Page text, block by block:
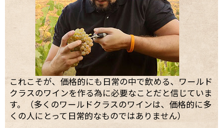
これこそが、価格的にも日常の中で飲める、ワールド
クラスのワインを作る為に必要なことだと信じていま
す。（多くのワールドクラスのワインは、価格的に多
くの人にとって日常的なものではありません）